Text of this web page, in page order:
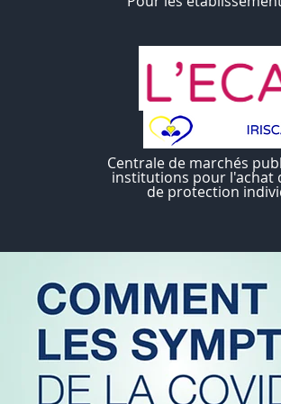
Centrale de marchés
institutions pour l'achat
de protection